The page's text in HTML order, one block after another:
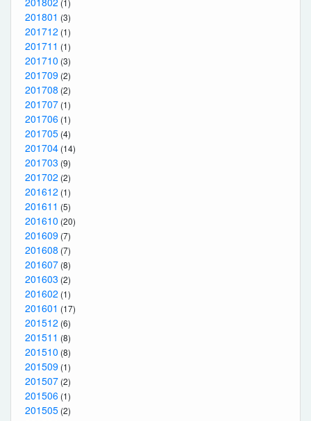
201801 (3)
201712 (1)
201711 (1)
201710 (3)
201709 (2)
201708 (2)
201707 (1)
201706 (1)
201705 (4)
201704 (14)
201703 (9)
201702 (2)
201612 (1)
201611 (5)
201610 (20)
201609 (7)
201608 (7)
201607 (8)
201603 (2)
201602 (1)
201601 (17)
201512 (6)
201511 (8)
201510 (8)
201509 (1)
201507 (2)
201506 (1)
201505 (2)